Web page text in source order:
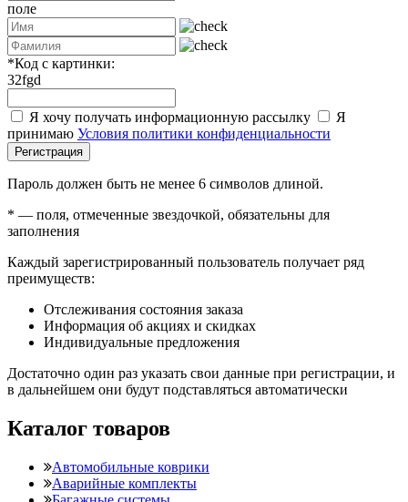
поле
*Код с картинки:
32fgd
Я хочу получать информационную рассылку
Я
принимаю Условия политики конфиденциальности
Регистрация
Пароль должен быть не менее 6 символов длиной.
* — поля, отмеченные звездочкой, обязательны для
заполнения
Каждый зарегистрированный пользователь получает ряд
преимуществ:
Отслеживания состояния заказа
Информация об акциях и скидках
Индивидуальные предложения
Достаточно один раз указать свои данные при регистрации, и
в дальнейшем они будут подставляться автоматически
Каталог товаров
Автомобильные коврики
Аварийные комплекты